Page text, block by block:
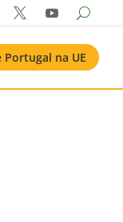
 
Portugal na UE